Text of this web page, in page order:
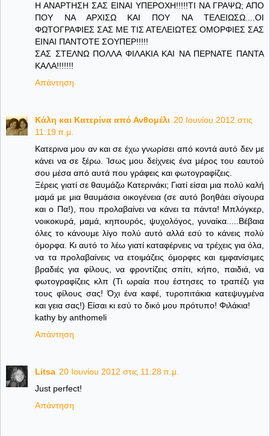
Η ΑΝΑΡΤΗΣΗ ΣΑΣ ΕΙΝΑΙ ΥΠΕΡΟΧΗ!!!!!ΤΙ ΝΑ ΓΡΑΨΩ; ΑΠΟ
ΠΟΥ ΝΑ ΑΡΧΙΣΩ ΚΑΙ ΠΟΥ ΝΑ ΤΕΛΕΙΩΣΩ....ΟΙ
ΦΩΤΟΓΡΑΦΙΕΣ ΣΑΣ ΜΕ ΤΙΣ ΑΤΕΛΕΙΩΤΕΣ ΟΜΟΡΦΙΕΣ ΣΑΣ
ΕΙΝΑΙ ΠΑΝΤΟΤΕ ΣΟΥΠΕΡ!!!!!
ΣΑΣ ΣΤΕΛΝΩ ΠΟΛΛΑ ΦΙΛΑΚΙΑ ΚΑΙ ΝΑ ΠΕΡΝΑΤΕ ΠΑΝΤΑ
ΚΑΛΑ!!!!!!!
Απάντηση
Κάλη και Κατερίνα από Ανθομέλι 20 Ιουνίου 2012 στις
11:19 π.μ.
Κατερινα μου αν και σε έχω γνωρίσει από κοντά αυτό δεν με
κάνει να σε ξέρω. Ίσως μου δείχνεις ένα μέρος του εαυτού
σου μέσα από αυτά που γράφεις και φωτογραφίζεις.
Ξέρεις γιατί σε θαυμάζω Κατερινάκι; Γιατί είσαι μια πολύ καλή
μαμά με μια θαυμάσια οικογένεια (σε αυτό βοηθάει σίγουρα
και ο Πα!), που προλαβαίνει να κάνει τα πάντα! Μπλόγκερ,
νοικοκυρά, μαμά, κηπουρός, ψυχολόγος, γυναίκα.....Βέβαια
όλες το κάνουμε λίγο πολύ αυτό αλλά εσύ το κάνεις πολύ
όμορφα. Κι αυτό το λέω γιατί καταφέρνεις να τρέχεις για όλα,
να τα προλαβαίνεις να ετοιμάζεις όμορφες και εμφανίσιμες
βραδιές για φίλους, να φροντίζεις σπίτι, κήπο, παιδιά, να
φωτογραφίζεις κλπ (Τι ωραία που έστησες το τραπέζι για
τους φίλους σας! Όχι ένα καφέ, τυροπιτάκια κατεψυγμένα
και γεια σας!) Είσαι κι εσύ το δικό μου πρότυπο! Φιλάκια!
kathy by anthomeli
Απάντηση
Litsa 20 Ιουνίου 2012 στις 11:28 π.μ.
Just perfect!
Απάντηση